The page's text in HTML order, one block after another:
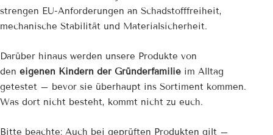
strengen EU-Anforderungen an Schadstofffreiheit,
mechanische Stabilität und Materialsicherheit.
Darüber hinaus werden unsere Produkte von
den eigenen Kindern der Gründerfamilie im Alltag
getestet – bevor sie überhaupt ins Sortiment kommen.
Was dort nicht besteht, kommt nicht zu euch.
Bitte beachte: Auch bei geprüften Produkten gilt –